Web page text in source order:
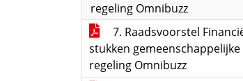
regeling Omnibuzz
7. Raadsvoorstel
stukken gemeenschappelijke
regeling Omnibuzz